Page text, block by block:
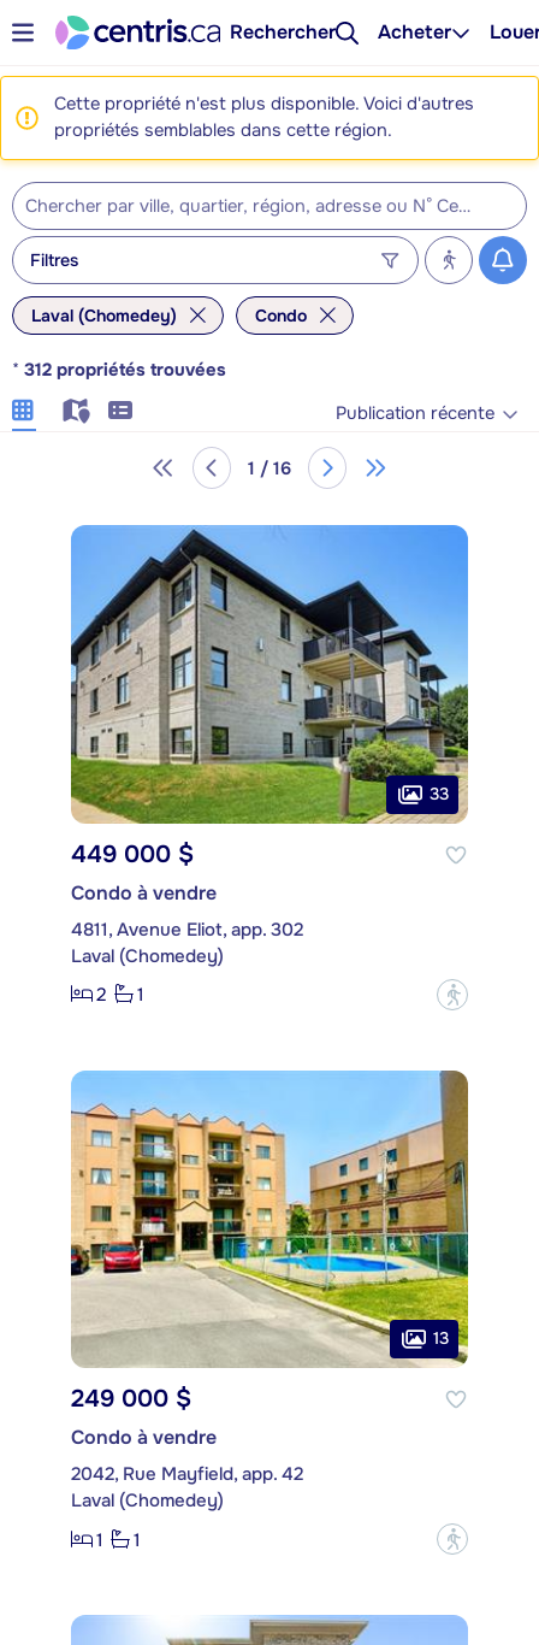
Rechercher Acheter
Cette propriété n'est plus disponible. Voici d'autres
propriétés semblables dans cette région.
Filtres
Laval (Chomedey) Condo
* 312 propriétés trouvées
Publication récente
1 / 16
33
449 000 $
Condo à vendre
4811, Avenue Eliot, app. 302
Laval (Chomedey)
2
1 ?
13
249 000 $
Condo à vendre
2042, Rue Mayfield, app. 42
Laval (Chomedey)
1
1 ?